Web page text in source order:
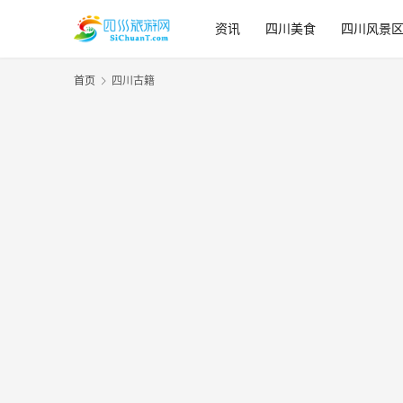
资讯 四川美食 四川风景区
首页 四川古籍